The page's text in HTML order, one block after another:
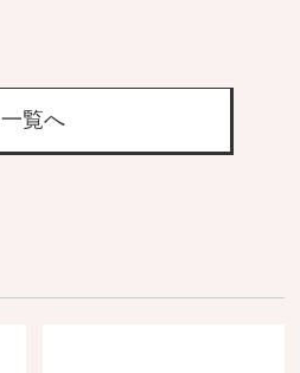
一覧へ